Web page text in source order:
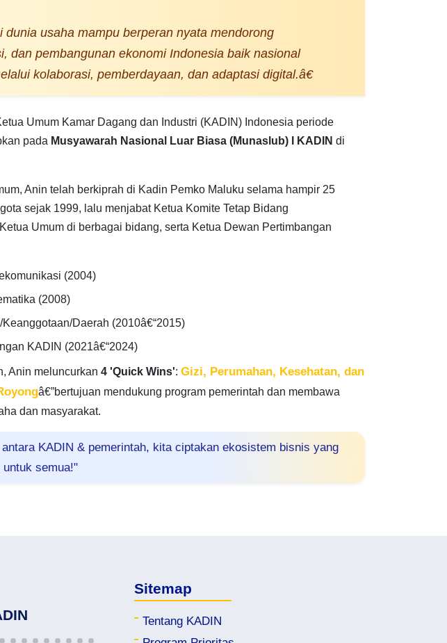
usaha mampu berperan nyata mendorong
dan pembangunan ekonomi Indonesia baik nasional
kolaborasi, pemberdayaan, dan adaptasi digital.â€
Umum Kamar Dagang dan Industri (KADIN) Indonesia periode
pada Musyawarah Nasional Luar Biasa (Munaslub) I KADIN di
Anin telah berkiprah di Kadin Pemko Maluku selama hampir 25
sejak 1999, lalu menjabat Ketua Komite Tetap Bidang
Umum di berbagai bidang, serta Ketua Dewan Pertimbangan
(2004)
(2008)
Daerah (2010â€“2015)
KADIN (2021â€“2024)
Anin meluncurkan4 'Quick Wins':Gizi, Perumahan, Kesehatan, dan
â€”bertujuan mendukung program pemerintah dan membawa
dan masyarakat.
KADIN & pemerintah, kita ciptakan ekosistem bisnis yang
untuk semua!"
Sitemap
Tentang KADIN